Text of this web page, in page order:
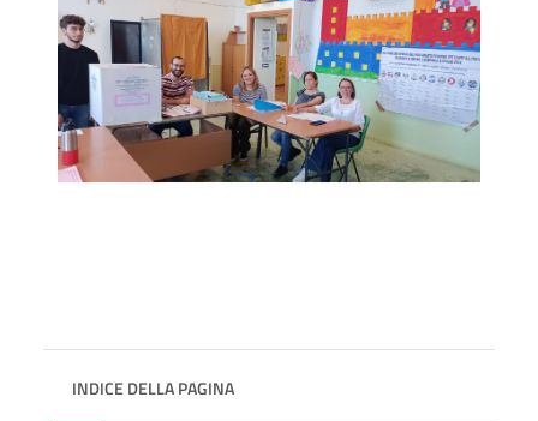
INDICE DELLA PAGINA